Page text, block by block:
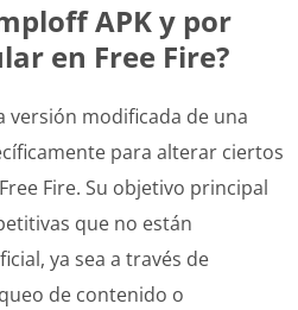
APK y por
en Free Fire?
versión modificada de una
para alterar ciertos
Fire. Su objetivo principal
que no están
ya sea a través de
de contenido o